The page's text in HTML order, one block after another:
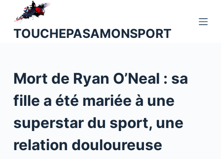
u
o
TOUCHEPASAMONSPORT
Mort de Ryan O’Neal : sa
fille a été mariée à une
superstar du sport, une
relation douloureuse